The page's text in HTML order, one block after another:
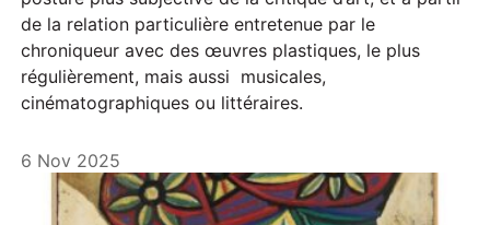
de la relation particulière entretenue par le
chroniqueur avec des œuvres plastiques, le plus
régulièrement, mais aussi musicales,
cinématographiques ou littéraires.
6 Nov 2025